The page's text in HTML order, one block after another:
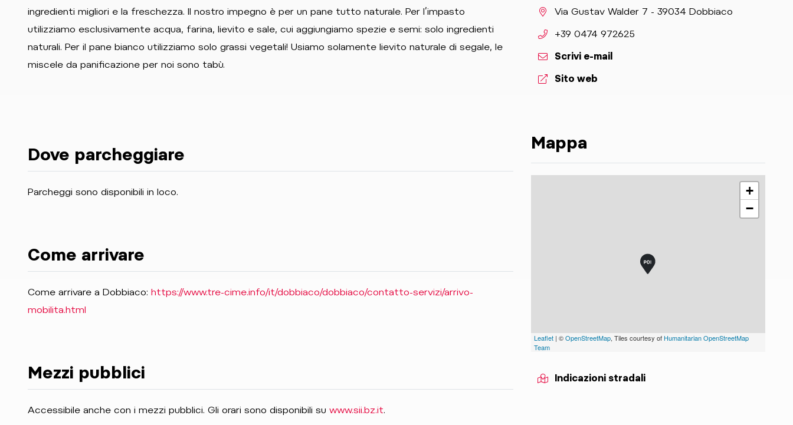
ingredienti migliori e la freschezza. Il nostro impegno è per un pane tutto naturale. Per l’impasto
utilizziamo esclusivamente acqua, farina, lievito e sale, cui aggiungiamo spezie e semi: solo ingredienti
naturali. Per il pane bianco utilizziamo solo grassi vegetali! Usiamo solamente lievito naturale di segale, le
miscele da panificazione per noi sono tabù.
Dove parcheggiare
Parcheggi sono disponibili in loco.
Come arrivare
Come arrivare a Dobbiaco: https://www.tre-cime.info/it/dobbiaco/dobbiaco/contatto-servizi/arrivo-
mobilita.html
Mezzi pubblici
Accessibile anche con i mezzi pubblici. Gli orari sono disponibili su www.sii.bz.it.
aria.location:
Via Gustav Walder 7 - 39034 Dobbiaco
aria.phone:
+39 0474 972625
Scrivi e-mail
aria.website:
Sito web
Mappa
+
−
Leaflet | ©OpenStreetMap, Tiles courtesy of Humanitarian OpenStreetMap
Team
Indicazioni stradali